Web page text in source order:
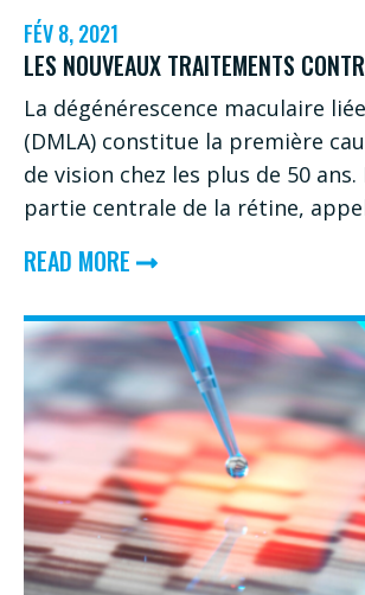
CURE
UN
COUP
DE
ESPOIRS
DE
LA
RECHERCHE
FÉV 8, 2021
LES NOUVEAUX TRAITEMENTS
La dégénérescence maculaire liée
(DMLA) constitue la première
de vision chez les plus de 50
partie centrale de la rétine,
READ MORE ABOUT
NOUVEAUX
TRAITEMENTS
CONTRE
LA
DMLA